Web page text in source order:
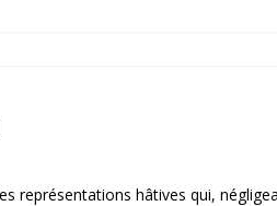
représentations hâtives qui,